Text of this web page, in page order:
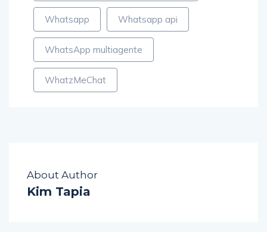
Whatsapp Whatsapp api
WhatsApp multiagente
WhatzMeChat
About Author
Kim Tapia